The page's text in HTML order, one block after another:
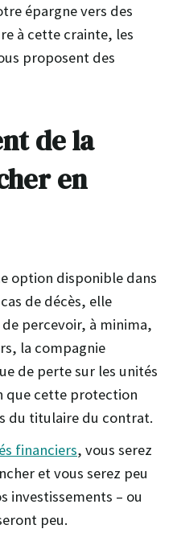
épargne vers des
à cette crainte, les
proposent des
de la
en
option disponible dans
de décès, elle
de percevoir, à minima,
la compagnie
de perte sur les unités
que cette protection
du titulaire du contrat.
financiers, vous serez
et vous serez peu
investissements – ou
peu.